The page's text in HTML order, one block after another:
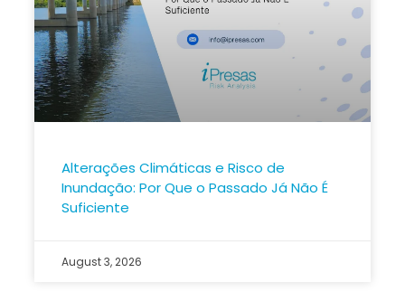
Alterações Climáticas e Risco de
Inundação: Por Que o Passado Já Não É
Suficiente
August 3, 2026